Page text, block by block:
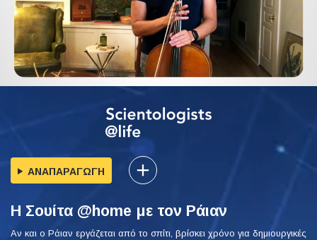
ΑΝΑΠΑΡΑΓΩΓΗ
Η Σουίτα @home με τον Ράιαν
Αν και ο Ράιαν εργάζεται από το σπίτι, βρίσκει χρόνο για δημιουργικές